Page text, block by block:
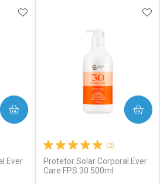
Ever
ADICIONAR AOS FAVORITOS
(2)
Protetor Solar Corporal Ever
Care FPS 30 500ml
COMPRAR